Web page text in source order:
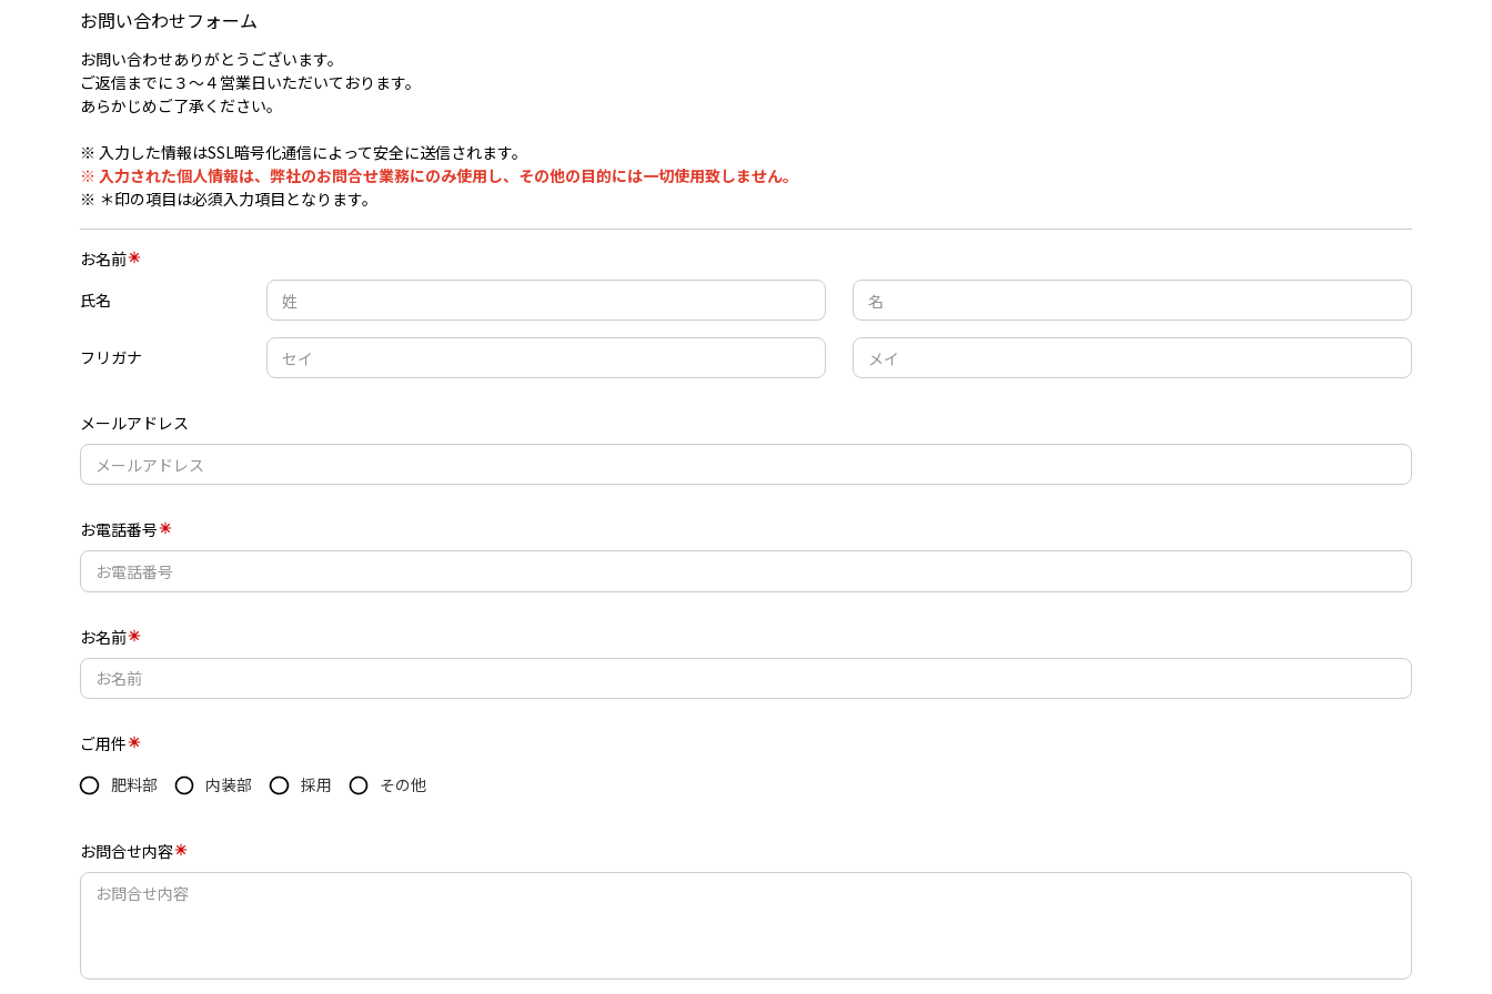
お問い合わせフォーム
お問い合わせありがとうございます。
ご返信までに３〜４営業日いただいております。
あらかじめご了承ください。
※ 入力した情報はSSL暗号化通信によって安全に送信されます。
※ 入力された個人情報は、弊社のお問合せ業務にのみ使用し、その他の目的には一切使用致しません。
※ ＊印の項目は必須入力項目となります。
お名前
氏名
フリガナ
メールアドレス
お電話番号
お名前
ご用件
肥料部
内装部 採用 その他
お問合せ内容